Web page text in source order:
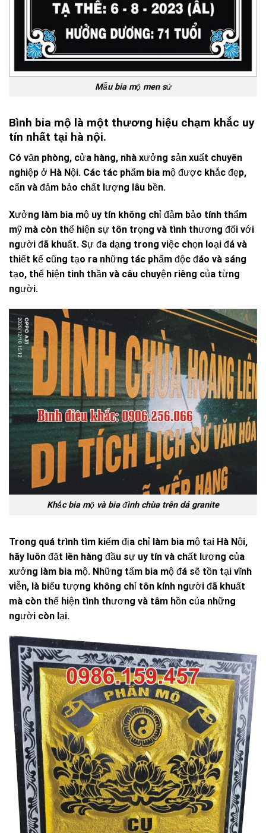
Mẫu bia mộ men sứ
Bình bia mộ là một thương hiệu chạm khắc uy
tín nhất tại hà nội.
Có văn phòng, cửa hàng, nhà xưởng sản xuất chuyên
nghiệp ở Hà Nội. Các tác phẩm bia mộ được khắc đẹp,
cẩn và đảm bảo chất lượng lâu bền.
Xưởng làm bia mộ uy tín không chỉ đảm bảo tính thẩm
mỹ mà còn thể hiện sự tôn trọng và tình thương đối với
người đã khuất. Sự đa dạng trong việc chọn loại đá và
thiết kế cũng tạo ra những tác phẩm độc đáo và sáng
tạo, thể hiện tinh thần và câu chuyện riêng của từng
người.
Khắc bia mộ và bia đình chùa trên dá granite
Trong quá trình tìm kiếm địa chỉ làm bia mộ tại Hà Nội,
hãy luôn đặt lên hàng đầu sự uy tín và chất lượng của
xưởng làm bia mộ. Những tấm bia mộ đá sẽ tồn tại vĩnh
viễn, là biểu tượng không chỉ tôn kính người đã khuất
mà còn thể hiện tình thương và tâm hồn của những
người còn lại.